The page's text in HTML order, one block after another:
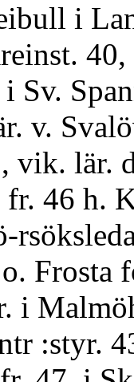
i
40,
Sv.
v.
vik. lär.
46 h.
Frosta
i
:styr.